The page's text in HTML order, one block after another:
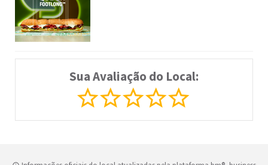
Sua Avaliação do Local: